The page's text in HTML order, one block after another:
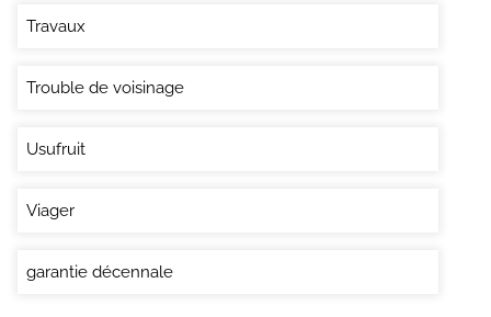
Travaux
Trouble de voisinage
Usufruit
Viager
garantie décennale